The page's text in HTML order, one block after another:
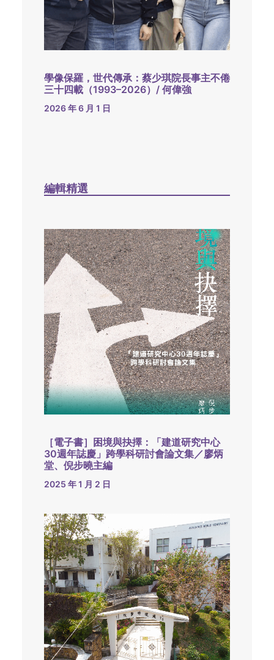
學像保羅，世代傳承：蔡少琪院長事主不倦
三十四載（1993–2026）/ 何偉強
2026 年 6 月 1 日
編輯精選
［電子書］困境與抉擇：「建道研究中心
30週年誌慶」跨學科研討會論文集／廖炳
堂、倪步曉主編
2025 年 1 月 2 日